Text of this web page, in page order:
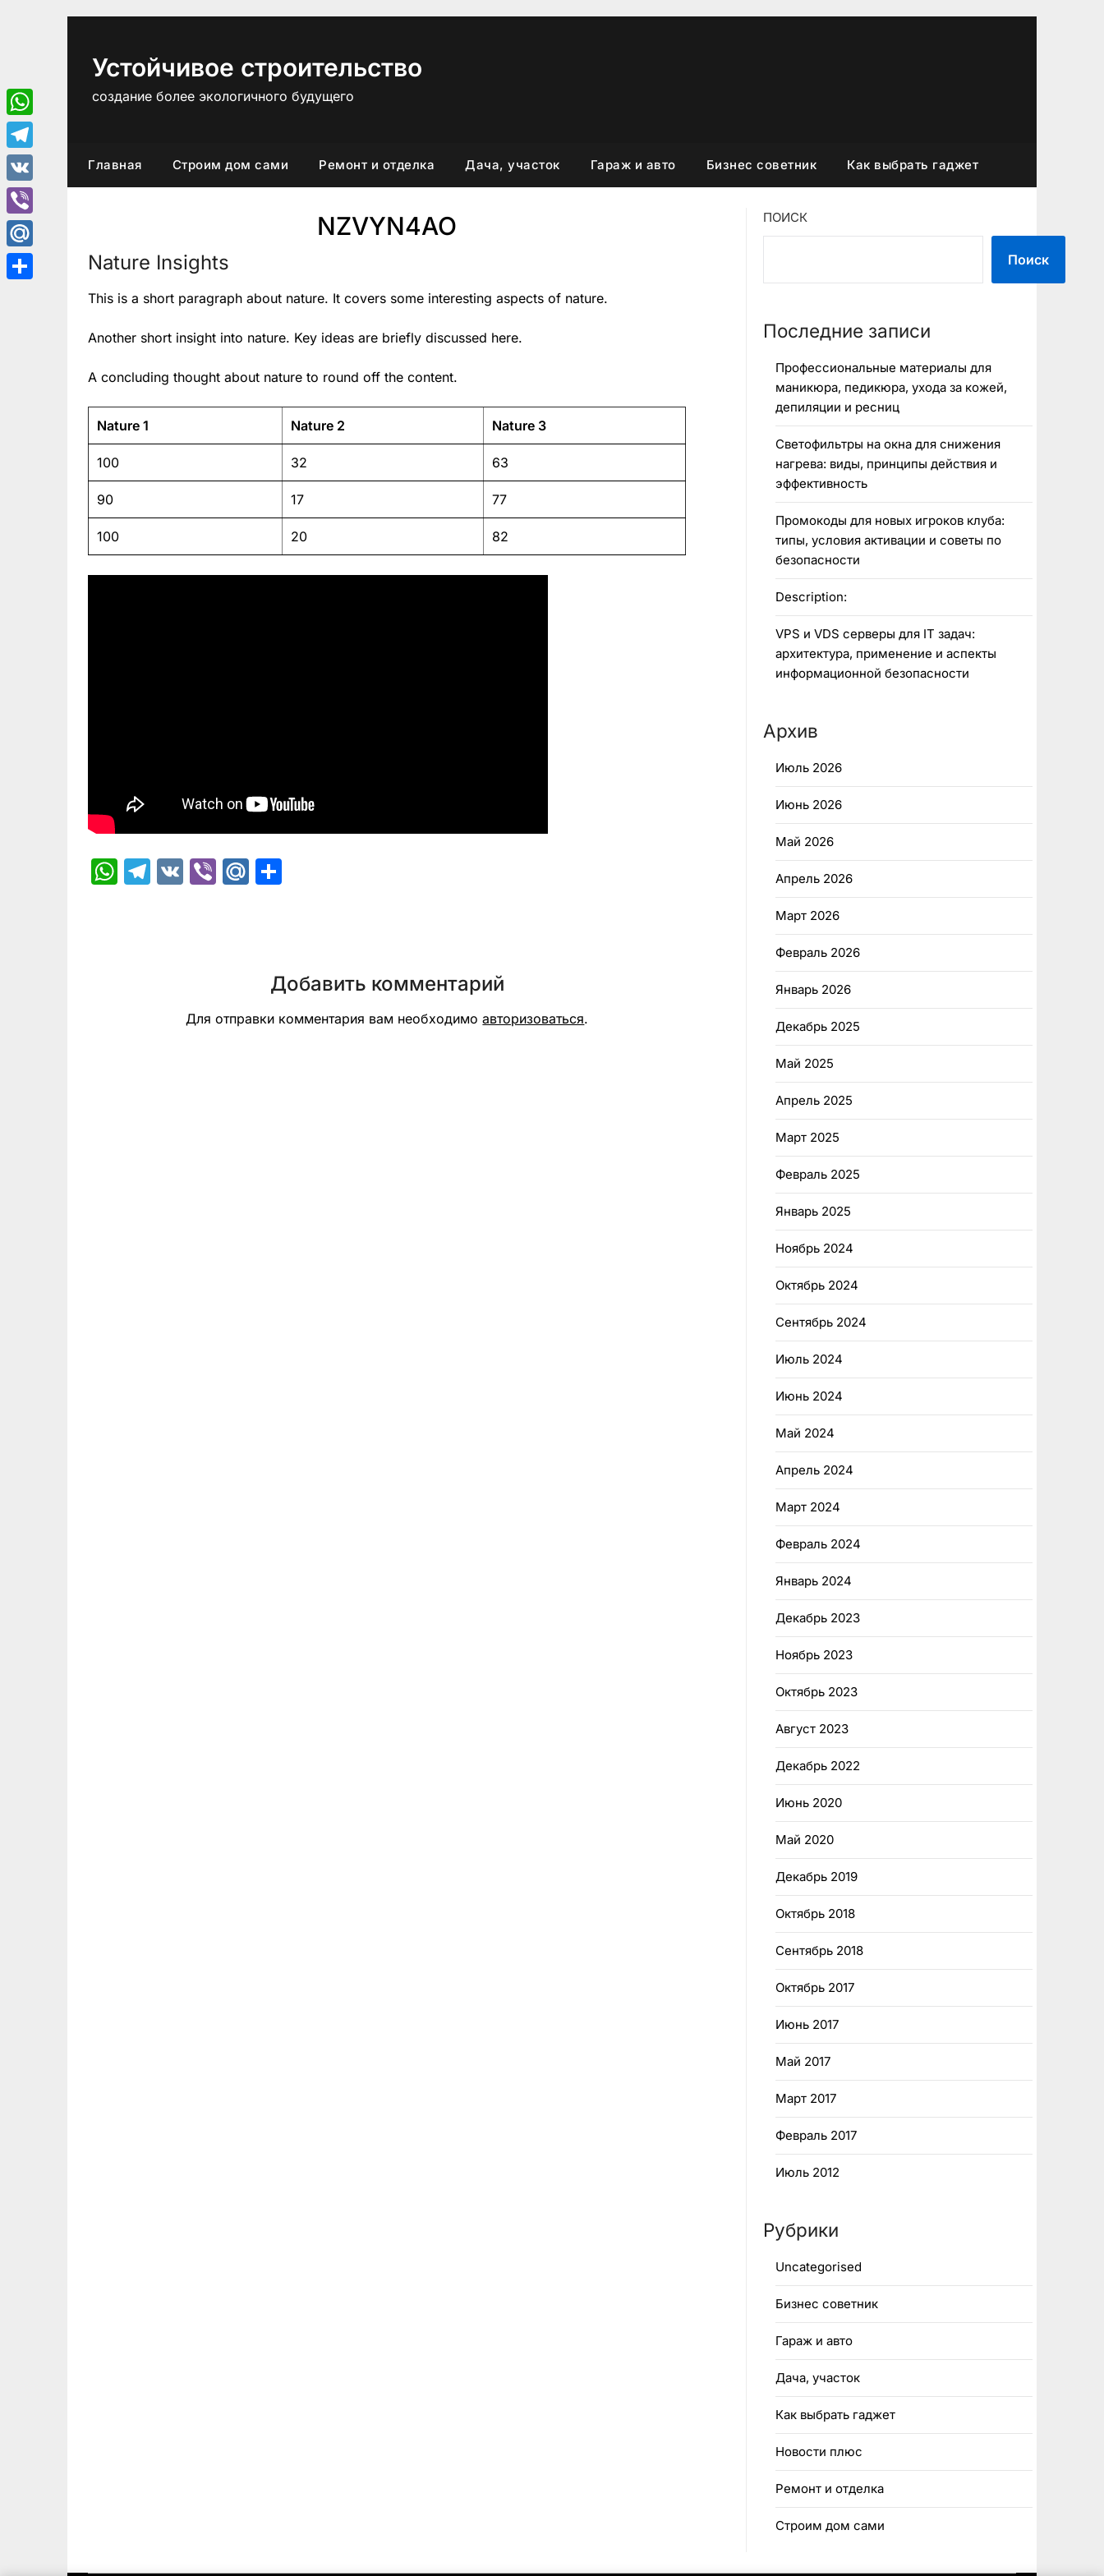
Устойчивое строительство
создание более экологичного будущего
Главная Строим дом сами Ремонт и отделка Дача, участок Гараж и авто Бизнес советник Как выбрать гаджет
NZVYN4AO
Nature Insights
This is a short paragraph about nature. It covers some interesting aspects of nature.
Another short insight into nature. Key ideas are briefly discussed here.
A concluding thought about nature to round off the content.
Nature 1 Nature 2 Nature 3
100 32 63
90 17 77
100 20 82
WhatsApp
Telegram
VK ViberMail.Ru
Добавить комментарий
Для отправки комментария вам необходимоавторизоваться.
ПОИСК
Поиск
Последние записи
Профессиональные материалы для
маникюра, педикюра, ухода за кожей,
депиляции и ресниц
Светофильтры на окна для снижения
нагрева: виды, принципы действия и
эффективность
Промокоды для новых игроков клуба:
типы, условия активации и советы по
безопасности
Description:
VPS и VDS серверы для IT задач:
архитектура, применение и аспекты
информационной безопасности
Архив
Июль 2026
Июнь 2026
Май 2026
Апрель 2026
Март 2026
Февраль 2026
Январь 2026
Декабрь 2025
Май 2025
Апрель 2025
Март 2025
Февраль 2025
Январь 2025
Ноябрь 2024
Октябрь 2024
Сентябрь 2024
Июль 2024
Июнь 2024
Май 2024
Апрель 2024
Март 2024
Февраль 2024
Январь 2024
Декабрь 2023
Ноябрь 2023
Октябрь 2023
Август 2023
Декабрь 2022
Июнь 2020
Май 2020
Декабрь 2019
Октябрь 2018
Сентябрь 2018
Октябрь 2017
Июнь 2017
Май 2017
Март 2017
Февраль 2017
Июль 2012
Рубрики
Uncategorised
Бизнес советник
Гараж и авто
Дача, участок
Как выбрать гаджет
Новости плюс
Ремонт и отделка
Строим дом сами
WhatsApp
Telegram
VK
Viber
Mail.Ru